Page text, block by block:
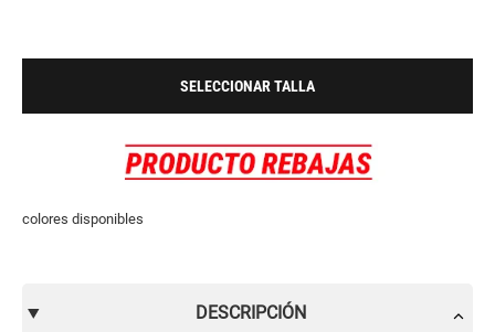
SELECCIONAR TALLA
colores disponibles
DESCRIPCIÓN